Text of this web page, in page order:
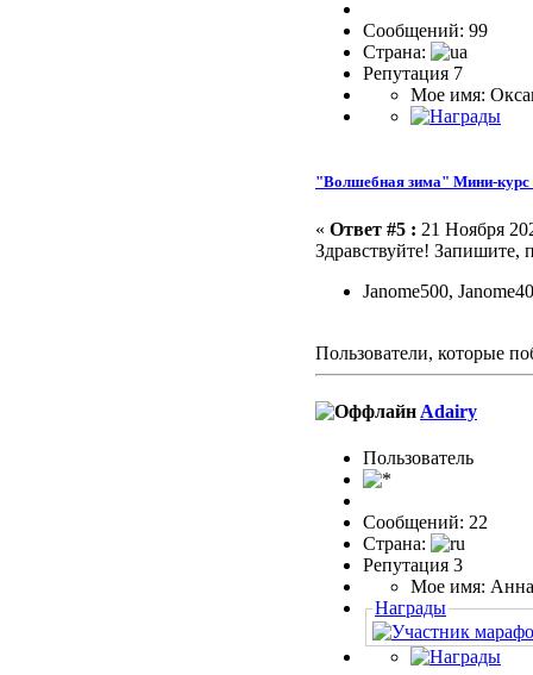
Сообщений: 99
Страна:
Репутация 7
Мое имя:
"Волшебная зима" Мини-курс
« Ответ #5 : 21 Ноября
Здравствуйте!
Janome500,
Пользователи, которые
Adairy
Пользоватeль
Сообщений: 22
Страна:
Репутация 3
Мое имя: Анна
Награды